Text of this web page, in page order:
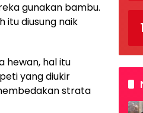
gunakan bambu.
itu diusung naik
hewan, hal itu
yang diukir
strata